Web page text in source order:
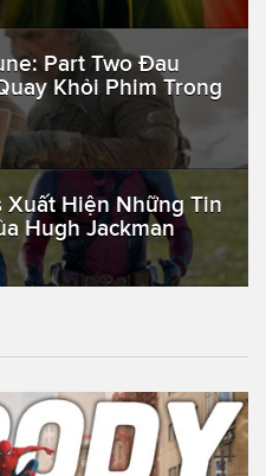
Part Two Đau
Khỏi Phim Trong
Xuất Hiện Những Tin
Hugh Jackman